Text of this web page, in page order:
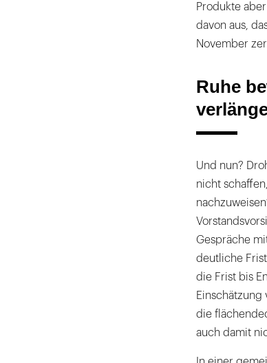
Produkte
davon aus,
November
Ruhe
Und nun?
nicht
Gespräche
deutliche
die Frist bis
die
auch damit